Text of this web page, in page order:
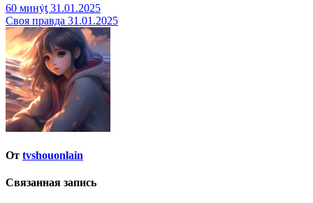
Навигация
по
записям
60 минẏƫ 31.01.2025
Своя правда 31.01.2025
От tvshouonlain
Связанная запись